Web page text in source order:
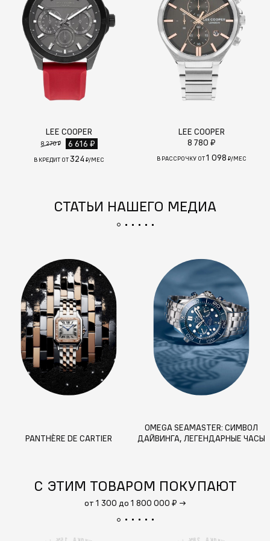
LEE COOPER
8 270 ₽ 6 616 ₽
В КРЕДИТ ОТ324 ₽/МЕС
LEE COOPER
8 780 ₽
В РАССРОЧКУ ОТ1 098 ₽/МЕС
СТАТЬИ НАШЕГО МЕДИА
PANTHÈRE DE CARTIER
OMEGA SEAMASTER: СИМВОЛ
ДАЙВИНГА, ЛЕГЕНДАРНЫЕ ЧАСЫ
С ЭТИМ ТОВАРОМ ПОКУПАЮТ
от 1 300 до 1 800 000 ₽ →